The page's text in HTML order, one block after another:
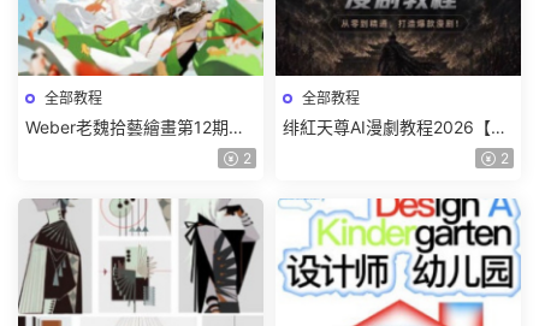
全部教程
Weber老魏拾藝繪畫第12期角
色特訓班【畫質不錯隻有視
2
全部教程
绯紅天尊AI漫劇教程2026【畫
2